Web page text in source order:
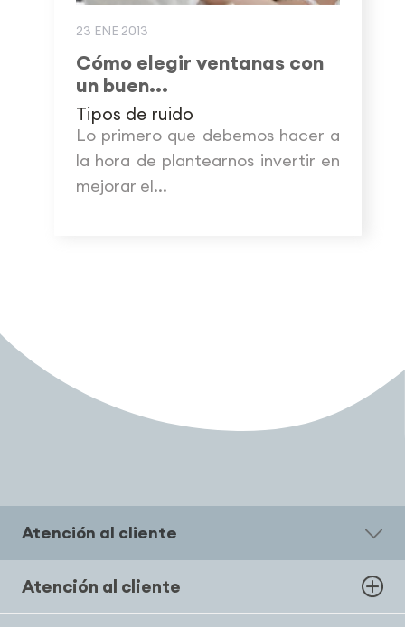
23 ENE 2013
Cómo elegir ventanas con
un buen...
Tipos de ruido
Lo primero que debemos hacer a
la hora de plantearnos invertir en
mejorar el...
Atención al cliente
Atención al cliente